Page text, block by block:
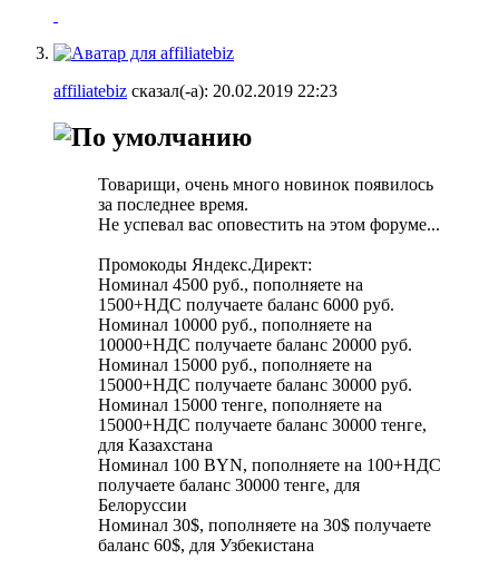
affiliatebiz сказал(-а): 20.02.2019 22:23
Товарищи, очень много новинок появилось
за последнее время.
Не успевал вас оповестить на этом форуме...
Промокоды Яндекс.Директ:
Номинал 4500 руб., пополняете на
1500+НДС получаете баланс 6000 руб.
Номинал 10000 руб., пополняете на
10000+НДС получаете баланс 20000 руб.
Номинал 15000 руб., пополняете на
15000+НДС получаете баланс 30000 руб.
Номинал 15000 тенге, пополняете на
15000+НДС получаете баланс 30000 тенге,
для Казахстана
Номинал 100 BYN, пополняете на 100+НДС
получаете баланс 30000 тенге, для
Белоруссии
Номинал 30$, пополняете на 30$ получаете
баланс 60$, для Узбекистана